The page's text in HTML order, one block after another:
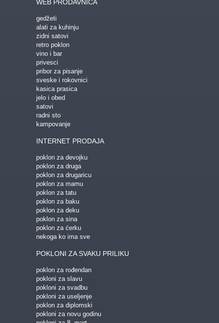
WEB PRODAVNICA
gedžeti
alati za kuhinju
zidni satovi
retro poklon
vino i bar
privesci
pribor za pisanje
sveske i rokovnici
kasica prasica
jelo i obed
satovi
radni sto
kampovanje
INTERNET PRODAJA
poklon za devojku
poklon za druga
poklon za drugaricu
poklon za mamu
poklon za tatu
poklon za baku
poklon za deku
poklon za sina
poklon za ćerku
nekoga ko ima sve
POKLONI ZA SVAKU PRILIKU
poklon za rođendan
pokloni za slavu
pokloni za svadbu
pokloni za useljenje
poklon za diplomski
pokloni za novu godinu